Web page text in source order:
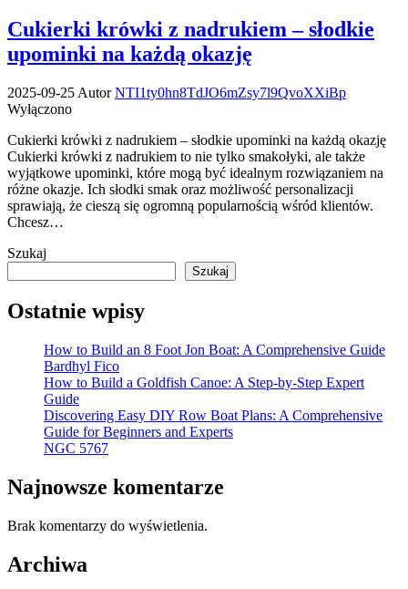
Cukierki krówki z nadrukiem – słodkie
upominki na każdą okazję
2025-09-25 Autor NTI1ty0hn8TdJO6mZsy7l9QvoXXiBp
Wyłączono
Cukierki krówki z nadrukiem – słodkie upominki na każdą okazję
Cukierki krówki z nadrukiem to nie tylko smakołyki, ale także
wyjątkowe upominki, które mogą być idealnym rozwiązaniem na
różne okazje. Ich słodki smak oraz możliwość personalizacji
sprawiają, że cieszą się ogromną popularnością wśród klientów.
Chcesz…
Szukaj
Szukaj
Ostatnie wpisy
How to Build an 8 Foot Jon Boat: A Comprehensive Guide
Bardhyl Fico
How to Build a Goldfish Canoe: A Step-by-Step Expert
Guide
Discovering Easy DIY Row Boat Plans: A Comprehensive
Guide for Beginners and Experts
NGC 5767
Najnowsze komentarze
Brak komentarzy do wyświetlenia.
Archiwa